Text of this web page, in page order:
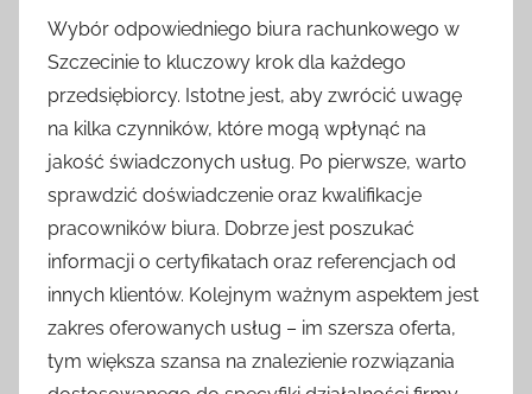
Wybór odpowiedniego biura rachunkowego w
Szczecinie to kluczowy krok dla każdego
przedsiębiorcy. Istotne jest, aby zwrócić uwagę
na kilka czynników, które mogą wpłynąć na
jakość świadczonych usług. Po pierwsze, warto
sprawdzić doświadczenie oraz kwalifikacje
pracowników biura. Dobrze jest poszukać
informacji o certyfikatach oraz referencjach od
innych klientów. Kolejnym ważnym aspektem jest
zakres oferowanych usług – im szersza oferta,
tym większa szansa na znalezienie rozwiązania